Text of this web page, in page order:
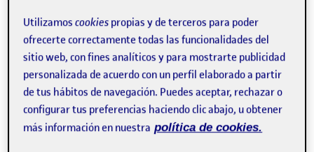
Utilizamoscookies propias y de terceros para poder
ofrecerte correctamente todas las funcionalidades del
sitio web, con fines analíticos y para mostrarte publicidad
personalizada de acuerdo con un perfil elaborado a partir
de tus hábitos de navegación. Puedes aceptar, rechazar o
configurar tus preferencias haciendo clic abajo, u obtener
más información en nuestra política de cookies.